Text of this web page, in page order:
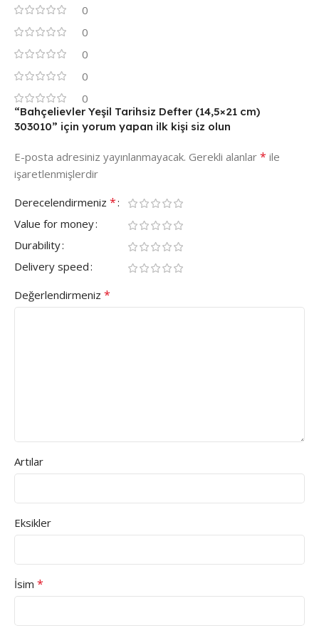
0
0
0
0
0
“Bahçelievler Yeşil Tarihsiz Defter (14,5×21 cm)
303010” için yorum yapan ilk kişi siz olun
E-posta adresiniz yayınlanmayacak. Gerekli alanlar * ile
işaretlenmişlerdir
Derecelendirmeniz *
Value for money
Durability
Delivery speed
Değerlendirmeniz *
Artılar
Eksikler
İsim *